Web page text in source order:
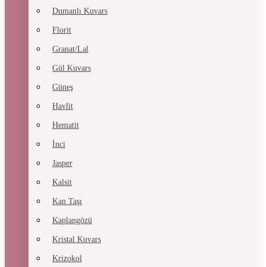
Dumanlı Kuvars
Florit
Granat/Lal
Gül Kuvars
Güneş
Havlit
Hematit
İnci
Jasper
Kalsit
Kan Taşı
Kaplangözü
Kristal Kuvars
Krizokol